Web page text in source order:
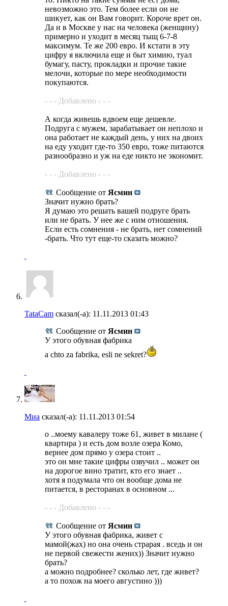
невозможно это. Тем более если он не
шикует, как он Вам говорит. Короче врет он.
Да и в Москве у нас на человека (женщину)
примерно и уходит в месяц тыщ 6-7-8
максимум. Те же 200 евро. И кстати в эту
цифру я включила еще и быт химию, туал
бумагу, пасту, прокладки и прочие такие
мелочи, которые по мере необходимости
покупаются.
- - - Добавлено - - -
А когда живешь вдвоем еще дешевле.
Подруга с мужем, зарабатывает он неплохо и
она работает не каждый день, у них на двоих
на еду уходит где-то 350 евро, тоже питаются
разнообразно и уж на еде никто не экономит.
- - - Добавлено - - -
Сообщение от Ясмин
Значит нужно брать?
Я думаю это решать вашей подруге брать
или не брать. У нее же с ним отношения.
Если есть сомнения - не брать, нет сомнений
-брать. Что тут еще-то сказать можно?
TataCam сказал(-а): 11.11.2013 01:43
Сообщение от Ясмин
У этого обувная фабрика
a chto za fabrika, esli ne sekret?
Миа сказал(-а): 11.11.2013 01:54
о ..моему кавалеру тоже 61, живет в милане (
квартира ) и есть дом возле озера Комо,
вернее дом прямо у озера стоит ..
это он мне такие цифры озвучил .. может он
на дорогое вино тратит, кто его знает ..
хотя я подумала что он вообще дома не
питается, в ресторанах в основном ...
- - - Добавлено - - -
Сообщение от Ясмин
У этого обувная фабрика, живет с
мамой(жах) но она очень страрая . вседь и он
не первой свежести жених)) Значит нужно
брать?
а можно подробнее? сколько лет, где живет?
а то похож на моего августино )))